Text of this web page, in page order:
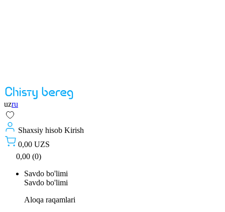
uzru
Shaxsiy hisob Kirish
0,00 UZS
0,00 (0)
Savdo bo'limi
Savdo bo'limi
Aloqa raqamlari